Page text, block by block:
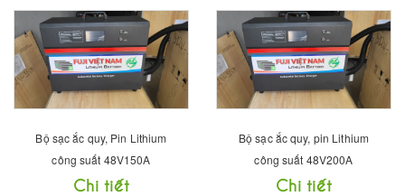
Bộ sạc ắc quy, Pin Lithium
công suất 48V150A
Chi tiết
Bộ sạc ắc quy, pin Lithium
công suất 48V200A
Chi tiết